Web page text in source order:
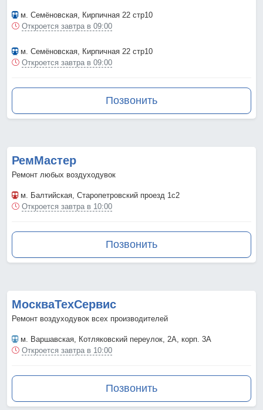
м. Семёновская, Кирпичная 22 стр10
Откроется завтра в 09:00
м. Семёновская, Кирпичная 22 стр10
Откроется завтра в 09:00
Позвонить
РемМастер
Ремонт любых воздуходувок
м. Балтийская, Старопетровский проезд 1с2
Откроется завтра в 10:00
Позвонить
МоскваТехСервис
Ремонт воздуходувок всех производителей
м. Варшавская, Котляковский переулок, 2А, корп. 3А
Откроется завтра в 10:00
Позвонить